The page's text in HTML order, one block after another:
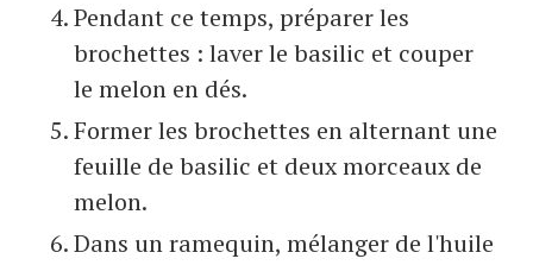
Pendant ce temps, préparer les
brochettes : laver le basilic et couper
le melon en dés.
Former les brochettes en alternant une
feuille de basilic et deux morceaux de
melon.
Dans un ramequin, mélanger de l'huile